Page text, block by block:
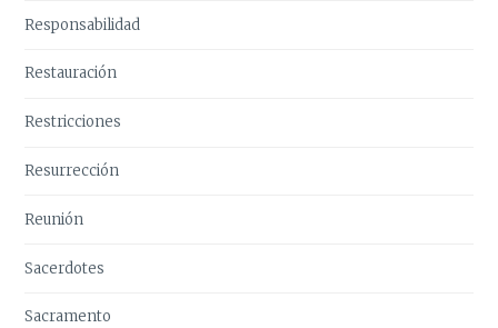
Responsabilidad
Restauración
Restricciones
Resurrección
Reunión
Sacerdotes
Sacramento